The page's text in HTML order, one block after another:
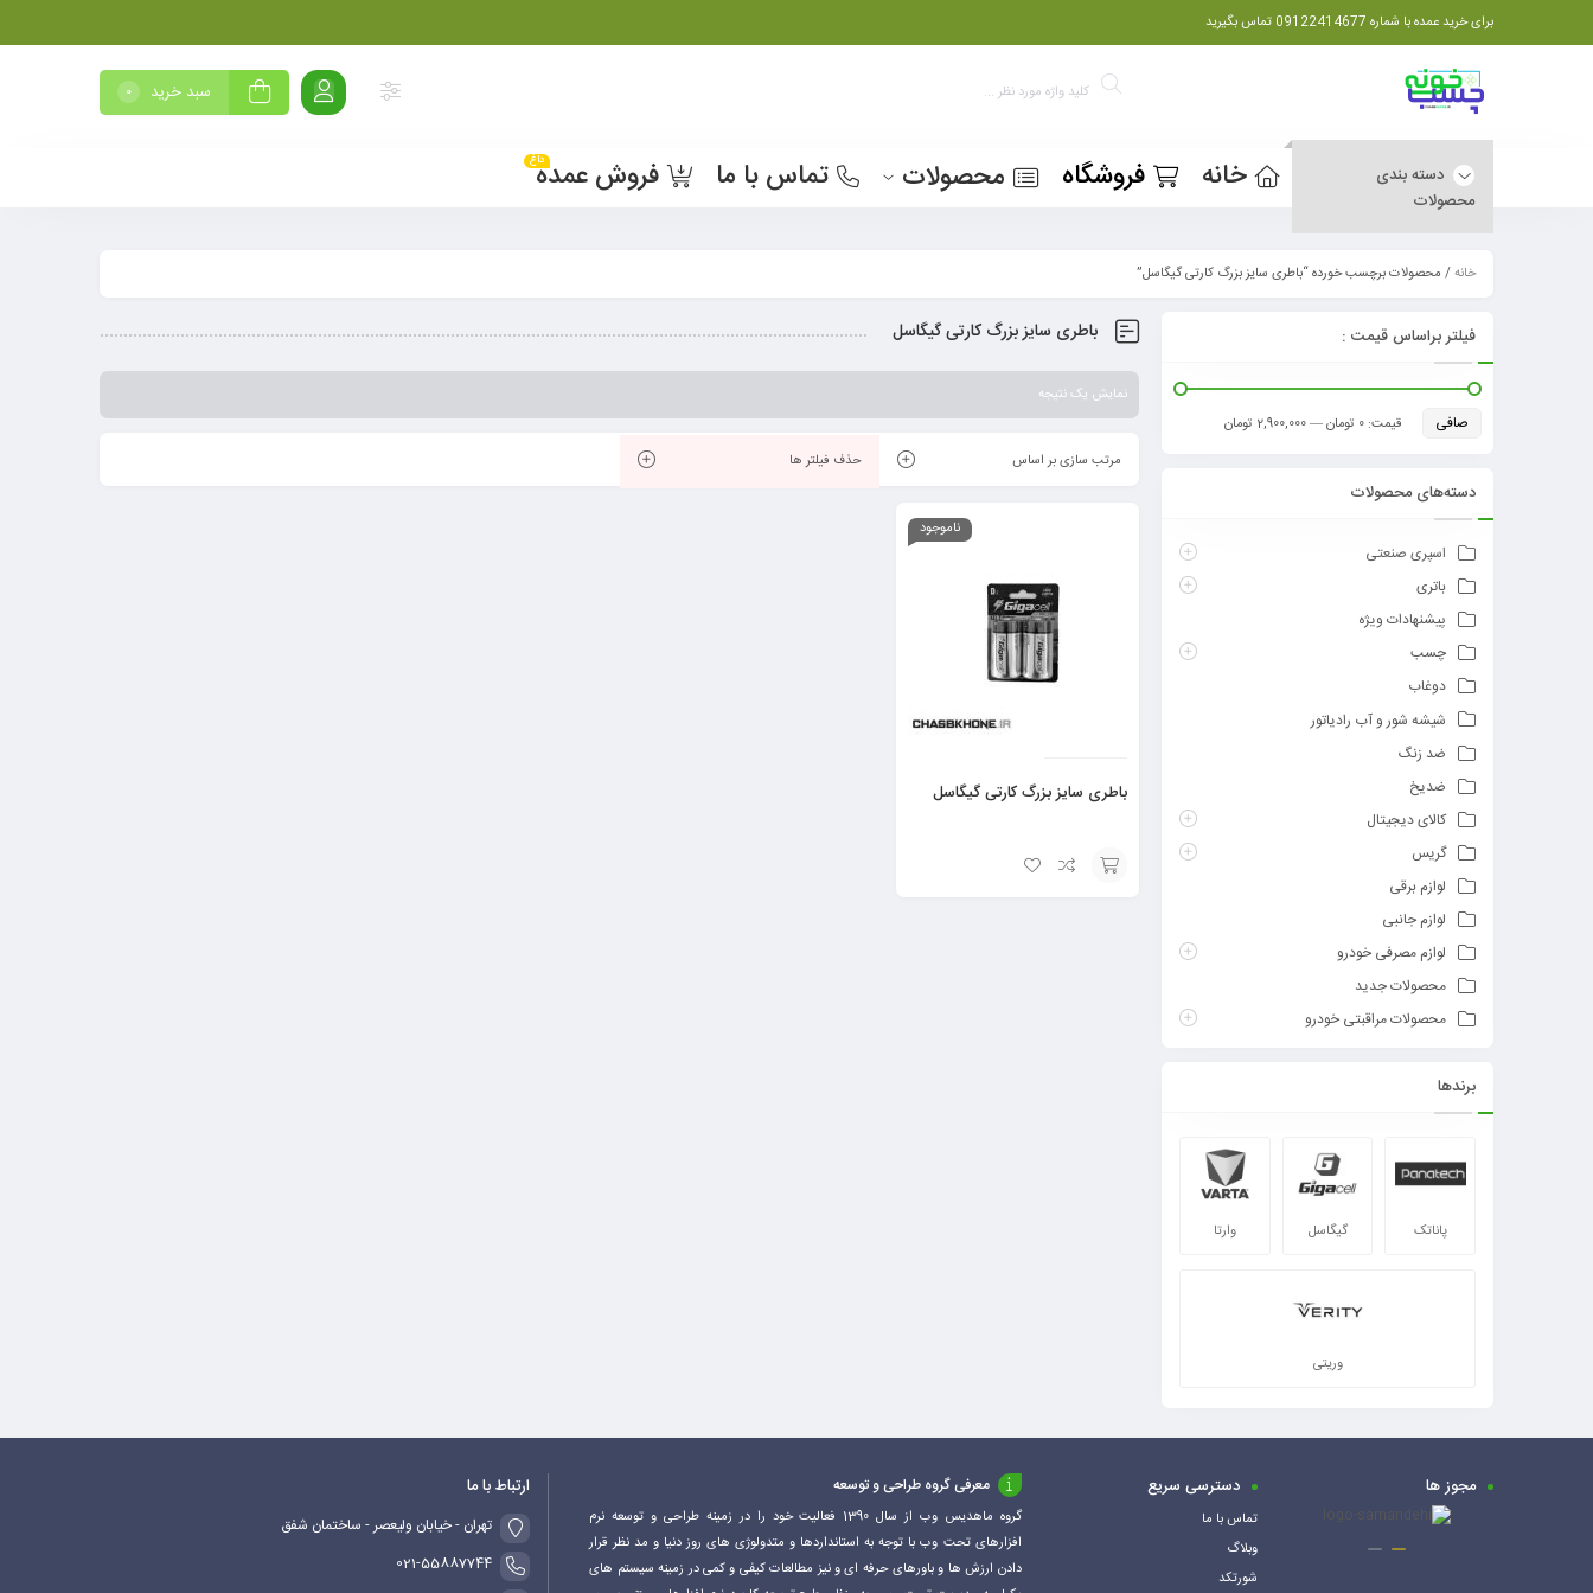
برای خرید عمده با شماره 09122414677 تماس بگیرید
سبد خرید 0
دسته بندی
محصولات
خانه فروشگاه محصولات تماس با ما فروش عمدهداغ
خانه/ محصولات برچسب خورده “باطری سایز بزرگ کارتی گیگاسل”
باطری سایز بزرگ کارتی گیگاسل
نمایش یک نتیجه
مرتب سازی بر اساس حذف فیلتر ها
ناموجود
باطری سایز بزرگ کارتی گیگاسل
فیلتر براساس قیمت :
صافی قيمت: 0 تومان —2,900,000 تومان
دسته‌های محصولات
اسپری صنعتی
باتری
پیشنهادات ویژه
چسب
دوغاب
شیشه شور و آب رادیاتور
ضد زنگ
ضدیخ
کالای دیجیتال
گریس
لوازم برقی
لوازم جانبی
لوازم مصرفی خودرو
محصولات جدید
محصولات مراقبتی خودرو
برندها
پاناتک گیگاسل وارتا
وریتی
مجوز ها دسترسی سریع
تماس با ما
وبلاگ
شورتکد
معرفی گروه طراحی و توسعه
گروه ماهدیس وب از سال 1390 فعالیت خود را در زمینه طراحی و توسعه نرم
افزارهای تحت وب با توجه به استانداردها و متدولوژی های روز دنیا و مد نظر قرار
دادن ارزش ها و باورهای حرفه ای و نیز مطالعات کیفی و کمی در زمینه سیستم های
ارتباط با ما
تهران - خیابان ولیعصر - ساختمان شفق
021-55887744